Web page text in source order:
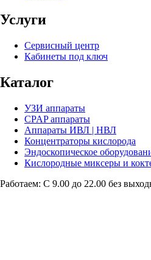
Услуги
Сервисный центр
Кабинеты под ключ
Каталог
УЗИ аппараты
CPAP аппараты
Аппараты ИВЛ | НВЛ
Концентраторы кислорода
Эндоскопическое
Кислородные миксеры и
Работаем: С 9.00 до 22.00 без